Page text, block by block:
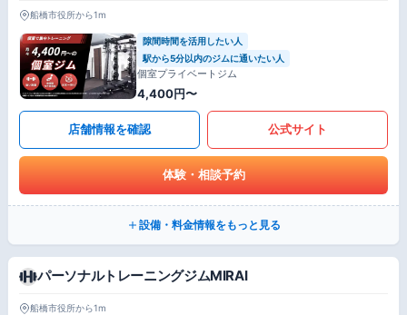
船橋市役所から1m
隙間時間を活用したい人
駅から5分以内のジムに通いたい人
個室プライベートジム
4,400円〜
店舗情報を確認 公式サイト
体験・相談予約
設備・料金情報をもっと見る
パーソナルトレーニングジムMIRAI
船橋市役所から1m